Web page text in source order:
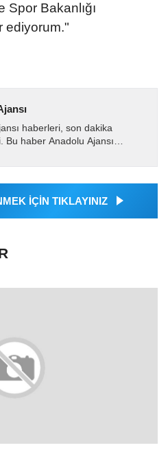
Spor Bakanlığı
ediyorum."
haberleri, son dakika
Bu haber Anadolu Ajansı
tüm...
İÇİN TIKLAYINIZ